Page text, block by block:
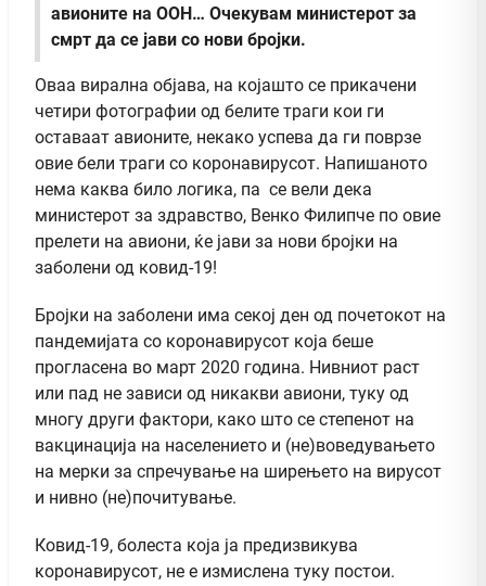
авионите на ООН… Очекувам министерот за
смрт да се јави со нови бројки.
Оваа вирална објава, на којашто се прикачени
четири фотографии од белите траги кои ги
оставаат авионите, некако успева да ги поврзе
овие бели траги со коронавирусот. Напишаното
нема каква било логика, па се вели дека
министерот за здравство, Венко Филипче по овие
прелети на авиони, ќе јави за нови бројки на
заболени од ковид-19!
Бројки на заболени има секој ден од почетокот на
пандемијата со коронавирусот која беше
прогласена во март 2020 година. Нивниот раст
или пад не зависи од никакви авиони, туку од
многу други фактори, како што се степенот на
вакцинација на населението и (не)воведувањето
на мерки за спречување на ширењето на вирусот
и нивно (не)почитување.
Ковид-19, болеста која ја предизвикува
коронавирусот, не е измислена туку постои.